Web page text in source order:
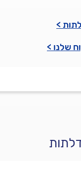
>
שלנו >